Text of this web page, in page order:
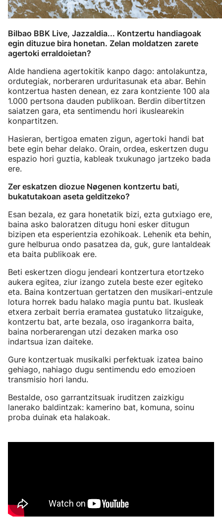
Bilbao BBK Live, Jazzaldia... Kontzertu handiagoak
egin dituzue bira honetan. Zelan moldatzen zarete
agertoki erraldoietan?
Alde handiena agertokitik kanpo dago: antolakuntza,
ordutegiak, norberaren urduritasunak eta abar. Behin
kontzertua hasten denean, ez zara kontziente 100 ala
1.000 pertsona dauden publikoan. Berdin dibertitzen
saiatzen gara, eta sentimendu hori ikuslearekin
konpartitzen.
Hasieran, bertigoa ematen zigun, agertoki handi bat
bete egin behar delako. Orain, ordea, eskertzen dugu
espazio hori guztia, kableak txukunago jartzeko bada
ere.
Zer eskatzen diozue Nøgenen kontzertu bati,
bukatutakoan aseta gelditzeko?
Esan bezala, ez gara honetatik bizi, ezta gutxiago ere,
baina asko baloratzen ditugu honi esker ditugun
bizipen eta esperientzia ezohikoak. Lehenik eta behin,
gure helburua ondo pasatzea da, guk, gure lantaldeak
eta baita publikoak ere.
Beti eskertzen diogu jendeari kontzertura etortzeko
aukera egitea, ziur izango zutela beste ezer egiteko
eta. Baina kontzertuan gertatzen den musikari-entzule
lotura horrek badu halako magia puntu bat. Ikusleak
etxera zerbait berria eramatea gustatuko litzaiguke,
kontzertu bat, arte bezala, oso iragankorra baita,
baina norberarengan utzi dezaken marka oso
indartsua izan daiteke.
Gure kontzertuak musikalki perfektuak izatea baino
gehiago, nahiago dugu sentimendu edo emozioen
transmisio hori landu.
Bestalde, oso garrantzitsuak iruditzen zaizkigu
lanerako baldintzak: kamerino bat, komuna, soinu
proba duinak eta halakoak.